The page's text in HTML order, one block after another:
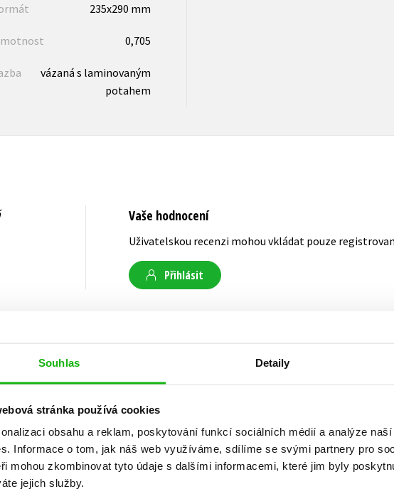
Souhlas Detaily
stránka používá cookies
obsahu a reklam, poskytování funkcí sociálních médií a analýze
Informace o tom, jak náš web využíváme, sdílíme se svými partnery pro
mohou zkombinovat tyto údaje s dalšími informacemi, které jim byly
jejich služby.
235x290 mm
0,705
vázaná s laminovaným
potahem
Vaše hodnocení
Uživatelskou recenzi mohou vkládat pouze
Přihlásit
Philip Bunting vyrostl v Británii mezi
krásné dívky… Dnes s ní a jejich dětmi